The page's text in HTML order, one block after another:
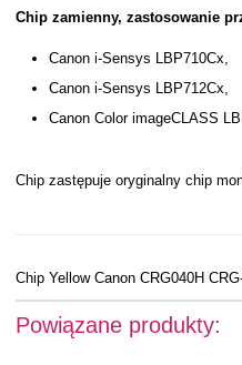
Chip zamienny, zastosowanie
Canon i-Sensys LBP710Cx,
Canon i-Sensys LBP712Cx,
Canon Color imageCLASS
Chip zastępuje oryginalny chip
Chip Yellow Canon CRG040H
Powiązane produkty: